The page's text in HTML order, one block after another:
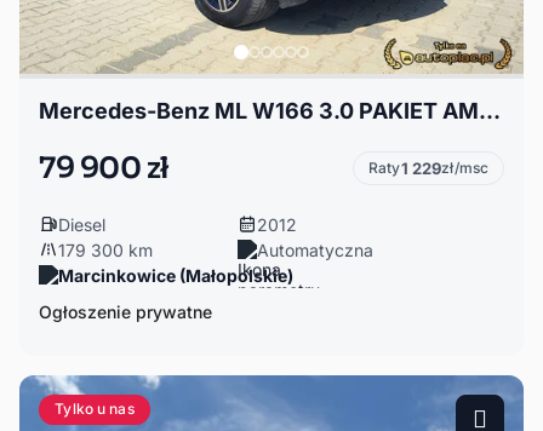
Mercedes-Benz ML W166 3.0 PAKIET AMG, NISKI PRZEBIEG, NORMA EURO 6, STAŁY 4x4
79 900 zł Raty1 229zł/msc
Diesel
2012
179 300 km
Automatyczna
Marcinkowice (Małopolskie)
Ogłoszenie prywatne
Tylko u nas